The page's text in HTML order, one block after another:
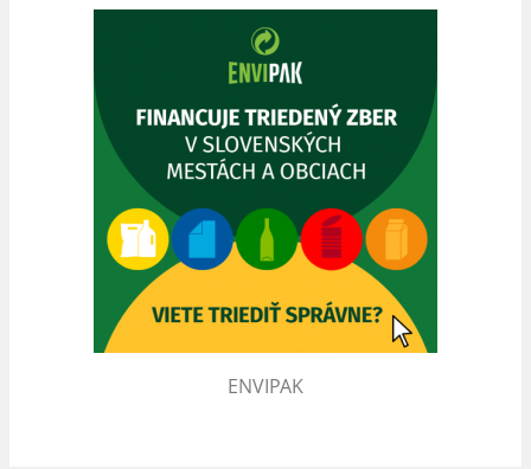
ENVIPAK